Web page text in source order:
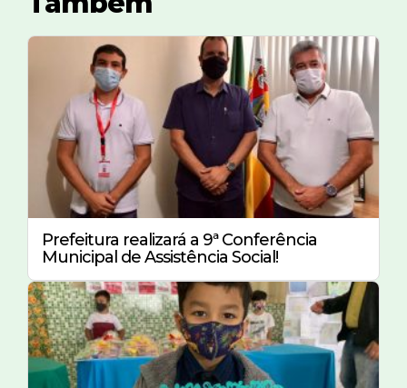
Prefeitura realizará a 9ª Conferência
Municipal de Assistência Social!